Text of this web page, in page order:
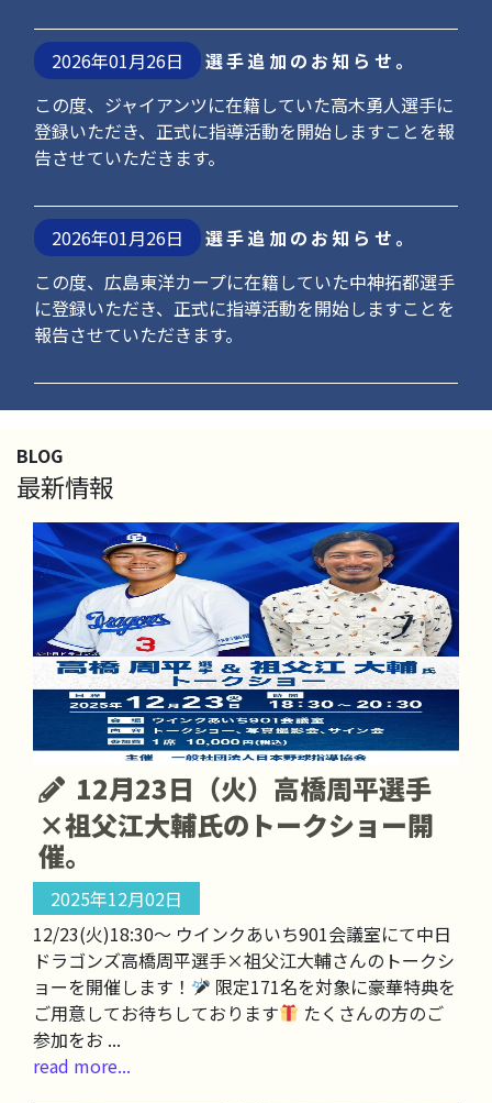
2026年01月26日
選手追加のお知らせ。
この度、ジャイアンツに在籍していた高木勇人選手に
登録いただき、正式に指導活動を開始しますことを報
告させていただきます。
2026年01月26日
選手追加のお知らせ。
この度、広島東洋カープに在籍していた中神拓都選手
に登録いただき、正式に指導活動を開始しますことを
報告させていただきます。
BLOG
最新情報
12月23日（火）高橋周平選手
×祖父江大輔氏のトークショー開
催。
2025年12月02日
12/23(火)18:30〜 ウインクあいち901会議室にて中日
ドラゴンズ高橋周平選手×祖父江大輔さんのトークシ
ョーを開催します！
限定171名を対象に豪華特典を
ご用意してお待ちしております
たくさんの方のご
参加をお ...
read more...